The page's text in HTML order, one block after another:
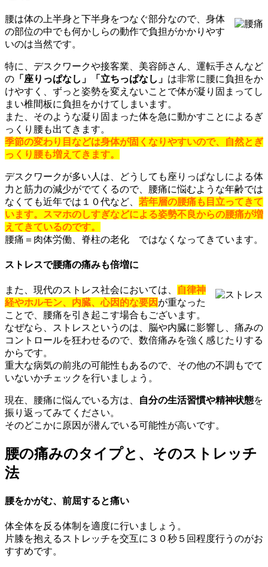
腰は体の上半身と下半身をつなぐ部分なので、身体
の部位の中でも何かしらの動作で負担がかかりやす
いのは当然です。
特に、デスクワークや接客業、美容師さん、運転手さんなど
の 「座りっぱなし」「立ちっぱなし」 は非常に腰に負担をか
けやすく、ずっと姿勢を変えないことで体が凝り固まってし
まい椎間板に負担をかけてしまいます。
また、そのような凝り固まった体を急に動かすことによるぎ
っくり腰も出てきます。
季節の変わり目などは身体が固くなりやすいので、自然とぎ
っくり腰も増えてきます。
デスクワークが多い人は、どうしても座りっぱなしによる体
力と筋力の減少がでてくるので、腰痛に悩むような年齢では
なくても近年では１０代など、 若年層の腰痛も目立ってきて
います。スマホのしすぎなどによる姿勢不良からの腰痛が増
えてきているのです。
腰痛＝肉体労働、脊柱の老化 ではなくなってきています。
ストレスで腰痛の痛みも倍増に
また、現代のストレス社会においては、
自律神
経やホルモン、内臓、心因的な要因 が重なった
ことで、腰痛を引き起こす場合もございます。
なぜなら、ストレスというのは、脳や内臓に影響し、痛みの
コントロールを狂わせるので、数倍痛みを強く感じたりする
からです。
重大な病気の前兆の可能性もあるので、その他の不調もでて
いないかチェックを行いましょう。
現在、腰痛に悩んでいる方は、 自分の生活習慣や精神状態を
振り返ってみてください。
そのどこかに原因が潜んでいる可能性が高いです。
腰の痛みのタイプと、そのストレッチ
法
腰をかがむ、前屈すると痛い
体全体を反る体制を適度に行いましょう。
片膝を抱えるストレッチを交互に３０秒５回程度行うのがお
すすめです。